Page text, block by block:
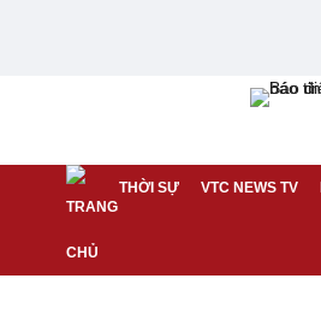
THỜI SỰ VTC NEWS TV